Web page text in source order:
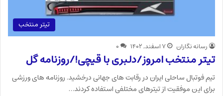
تیتر منتخب
رسانه نگاران ۷ اسفند, ۱۴۰۲ ۰
تیتر منتخب امروز/دلبری با قیچی!/روزنامه گل
تیم فوتبال ساحلی ایران در رقابت های جهانی درخشید. روزنامه های ورزشی
برای این موفقیت از تیترهای مختلفی استفاده کردند…